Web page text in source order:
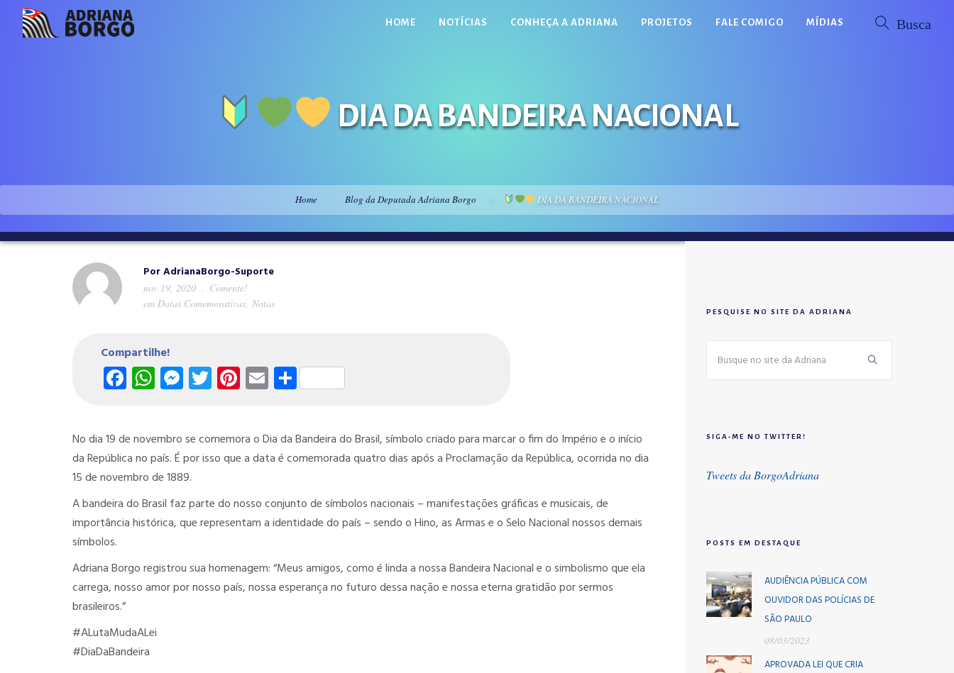
HOME NOTÍCIAS CONHEÇA A ADRIANA PROJETOS FALE COMIGO MÍDIAS
DIA DA BANDEIRA NACIONAL
Home Blog da Deputada Adriana Borgo DIA DA BANDEIRA NACIONAL
PorAdrianaBorgo-Suporte
nov 19, 2020
Comente!
em Datas Comemorativas, Notas
Compartilhe!
Facebook
WhatsApp
Messenger
Twitter
Pinterest
Email
Share
No dia 19 de novembro se comemora o Dia da Bandeira do Brasil, símbolo criado para marcar o fim do Império e o início
da República no país. É por isso que a data é comemorada quatro dias após a Proclamação da República, ocorrida no dia
15 de novembro de 1889.
A bandeira do Brasil faz parte do nosso conjunto de símbolos nacionais – manifestações gráficas e musicais, de
importância histórica, que representam a identidade do país – sendo o Hino, as Armas e o Selo Nacional nossos demais
símbolos.
Adriana Borgo registrou sua homenagem: “Meus amigos, como é linda a nossa Bandeira Nacional e o simbolismo que ela
carrega, nosso amor por nosso país, nossa esperança no futuro dessa nação e nossa eterna gratidão por sermos
brasileiros.”
#ALutaMudaALei
#DiaDaBandeira
PESQUISE NO SITE DA ADRIANA
SIGA-ME NO TWITTER!
Tweets da BorgoAdriana
POSTS EM DESTAQUE
AUDIÊNCIA PÚBLICA COM
OUVIDOR DAS POLÍCIAS DE
SÃO PAULO
08/03/2023
APROVADA LEI QUE CRIA